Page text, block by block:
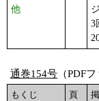
他
3
通巻154号 （PDF
もくじ 頁